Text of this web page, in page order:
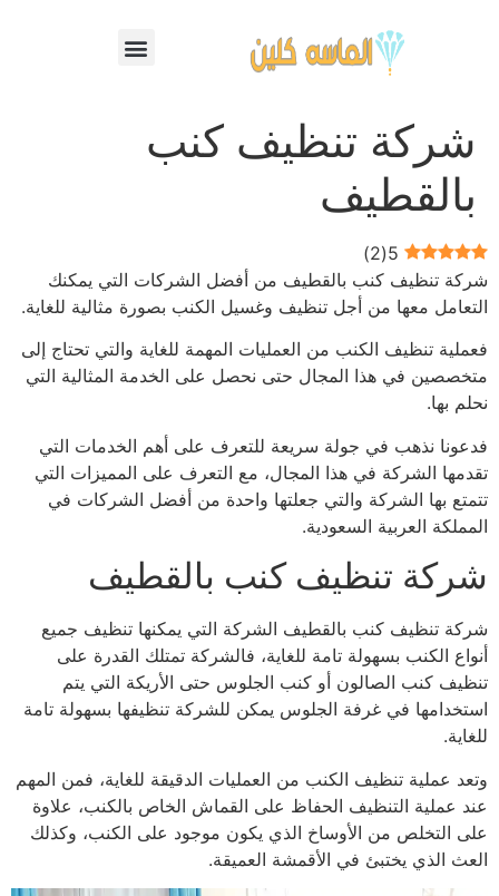
شركة تنظيف كنب
بالقطيف
5
(
2
)
شركة تنظيف كنب بالقطيف من أفضل الشركات التي يمكنك
التعامل معها من أجل تنظيف وغسيل الكنب بصورة مثالية للغاية.
فعملية تنظيف الكنب من العمليات المهمة للغاية والتي تحتاج إلى
متخصصين في هذا المجال حتى نحصل على الخدمة المثالية التي
نحلم بها.
فدعونا نذهب في جولة سريعة للتعرف على أهم الخدمات التي
تقدمها الشركة في هذا المجال، مع التعرف على المميزات التي
تتمتع بها الشركة والتي جعلتها واحدة من أفضل الشركات في
المملكة العربية السعودية.
شركة تنظيف كنب بالقطيف
شركة تنظيف كنب بالقطيف الشركة التي يمكنها تنظيف جميع
أنواع الكنب بسهولة تامة للغاية، فالشركة تمتلك القدرة على
تنظيف كنب الصالون أو كنب الجلوس حتى الأريكة التي يتم
استخدامها في غرفة الجلوس يمكن للشركة تنظيفها بسهولة تامة
للغاية.
وتعد عملية تنظيف الكنب من العمليات الدقيقة للغاية، فمن المهم
عند عملية التنظيف الحفاظ على القماش الخاص بالكنب، علاوة
على التخلص من الأوساخ الذي يكون موجود على الكنب، وكذلك
العث الذي يختبئ في الأقمشة العميقة.